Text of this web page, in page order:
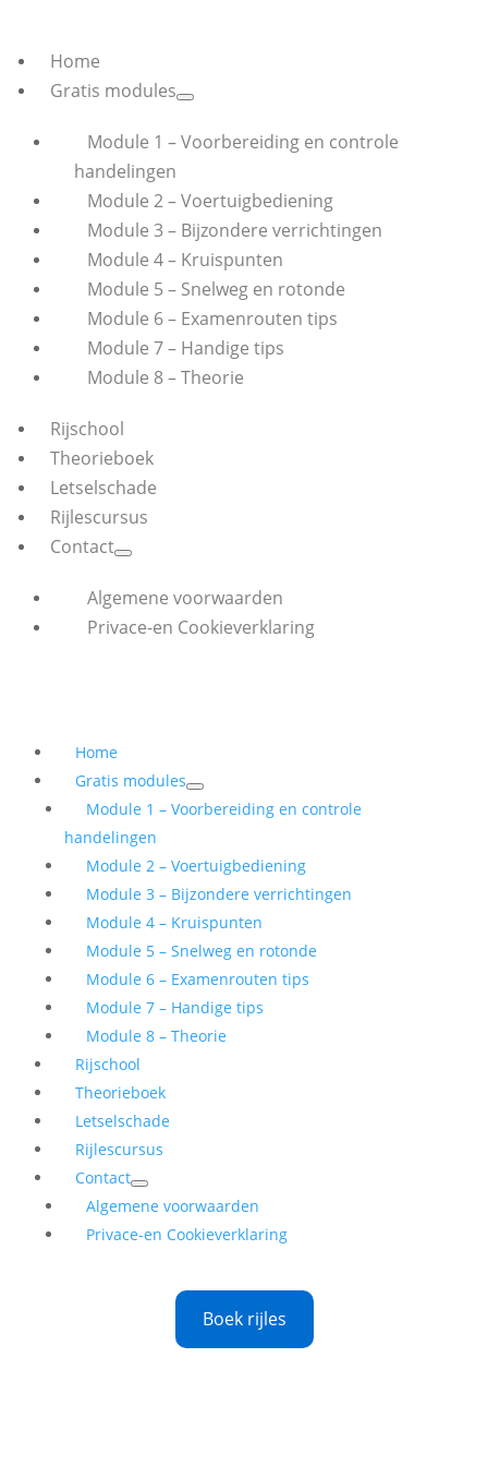
Home
Gratis modules
Module 1 – Voorbereiding en controle
handelingen
Module 2 – Voertuigbediening
Module 3 – Bijzondere verrichtingen
Module 4 – Kruispunten
Module 5 – Snelweg en rotonde
Module 6 – Examenrouten tips
Module 7 – Handige tips
Module 8 – Theorie
Rijschool
Theorieboek
Letselschade
Rijlescursus
Contact
Algemene voorwaarden
Privace-en Cookieverklaring
Home
Gratis modules
Module 1 – Voorbereiding en controle
handelingen
Module 2 – Voertuigbediening
Module 3 – Bijzondere verrichtingen
Module 4 – Kruispunten
Module 5 – Snelweg en rotonde
Module 6 – Examenrouten tips
Module 7 – Handige tips
Module 8 – Theorie
Rijschool
Theorieboek
Letselschade
Rijlescursus
Contact
Algemene voorwaarden
Privace-en Cookieverklaring
Boek rijles